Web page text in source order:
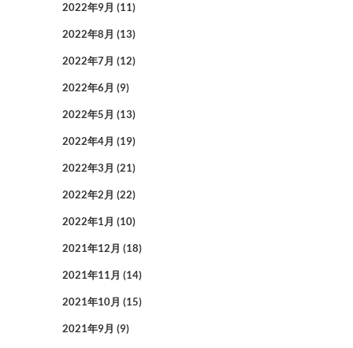
2022年9月 (11)
2022年8月 (13)
2022年7月 (12)
2022年6月 (9)
2022年5月 (13)
2022年4月 (19)
2022年3月 (21)
2022年2月 (22)
2022年1月 (10)
2021年12月 (18)
2021年11月 (14)
2021年10月 (15)
2021年9月 (9)